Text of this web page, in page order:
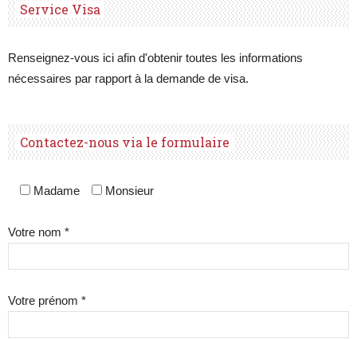
Service Visa
Renseignez-vous ici afin d'obtenir toutes les informations
nécessaires par rapport à la demande de visa.
Contactez-nous via le formulaire
Madame Monsieur
Votre nom *
Votre prénom *